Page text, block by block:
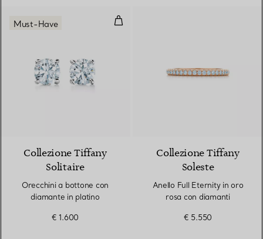
Orecchini a bottone con
Must-Have
Collezione Tiffany
Solitaire
Orecchini a bottone con
diamante in platino
€ 1.600
Collezione Tiffany
Soleste
Anello Full Eternity in oro
rosa con diamanti
€ 5.550